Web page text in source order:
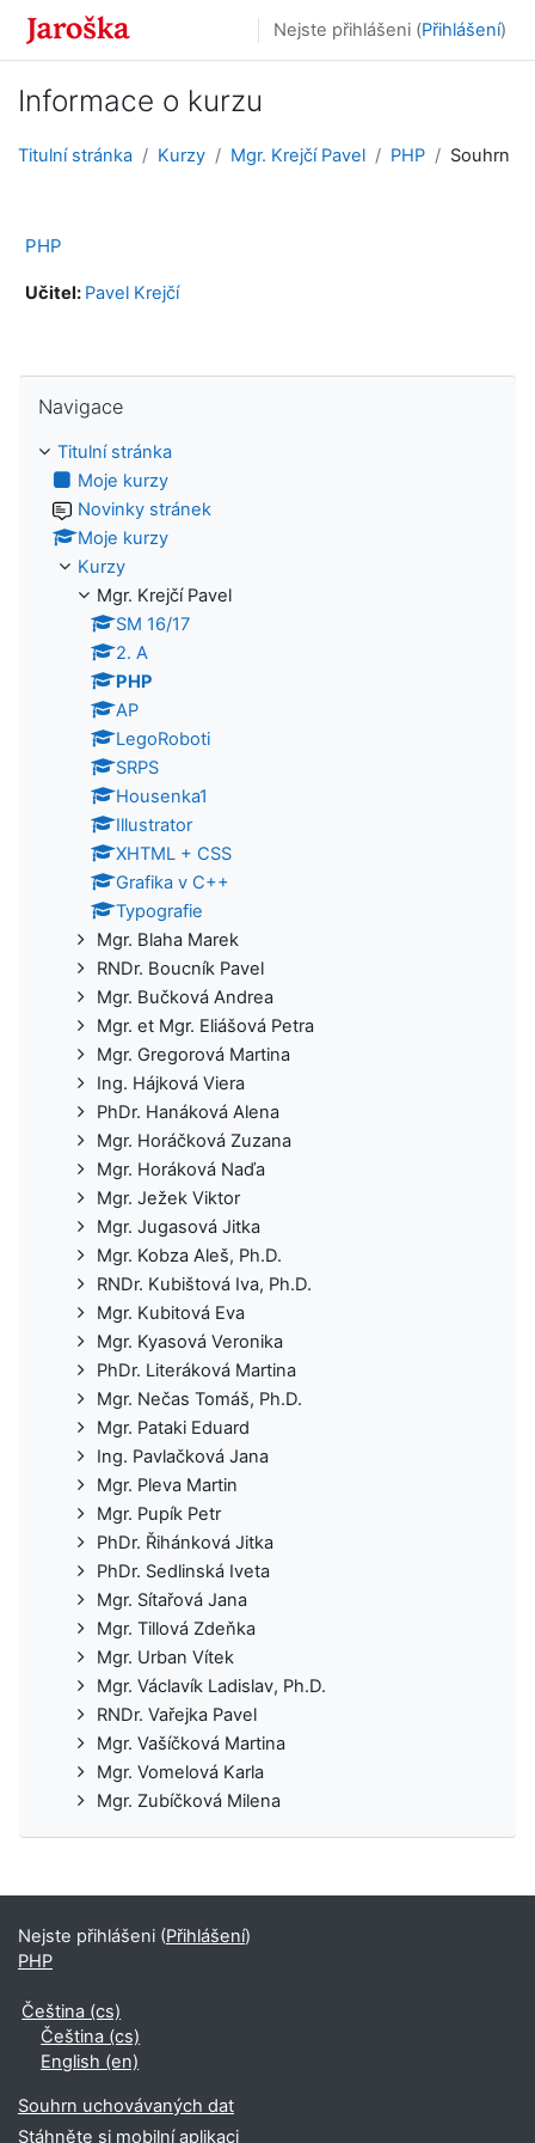
Přejít k hlavnímu obsahu
Nejste přihlášeni (Přihlášení)
Informace o kurzu
Titulní stránka Kurzy Mgr. Krejčí Pavel PHP Souhrn
PHP
Učitel: Pavel Krejčí
Navigace
Titulní stránka
Moje kurzy
Novinky stránek
Moje kurzy
Kurzy
Mgr. Krejčí Pavel
SM 16/17
2. A
PHP
AP
LegoRoboti
SRPS
Housenka1
Illustrator
XHTML + CSS
Grafika v C++
Typografie
Mgr. Blaha Marek
RNDr. Boucník Pavel
Mgr. Bučková Andrea
Mgr. et Mgr. Eliášová Petra
Mgr. Gregorová Martina
Ing. Hájková Viera
PhDr. Hanáková Alena
Mgr. Horáčková Zuzana
Mgr. Horáková Naďa
Mgr. Ježek Viktor
Mgr. Jugasová Jitka
Mgr. Kobza Aleš, Ph.D.
RNDr. Kubištová Iva, Ph.D.
Mgr. Kubitová Eva
Mgr. Kyasová Veronika
PhDr. Literáková Martina
Mgr. Nečas Tomáš, Ph.D.
Mgr. Pataki Eduard
Ing. Pavlačková Jana
Mgr. Pleva Martin
Mgr. Pupík Petr
PhDr. Řihánková Jitka
PhDr. Sedlinská Iveta
Mgr. Sítařová Jana
Mgr. Tillová Zdeňka
Mgr. Urban Vítek
Mgr. Václavík Ladislav, Ph.D.
RNDr. Vařejka Pavel
Mgr. Vašíčková Martina
Mgr. Vomelová Karla
Mgr. Zubíčková Milena
Nejste přihlášeni (Přihlášení)
PHP
Čeština ‎(cs)‎
Čeština ‎(cs)‎
English ‎(en)‎
Souhrn uchovávaných dat
Stáhněte si mobilní aplikaci